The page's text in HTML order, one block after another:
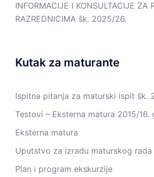
INFORMACIJE I KONSULTACIJE ZA
RAZREDNICIMA šk. 2025/26.
Kutak za maturante
Ispitna pitanja za maturski ispit šk.
Testovi – Eksterna matura 2015/16.
Eksterna matura
Uputstvo za izradu maturskog rada
Plan i program ekskurzije